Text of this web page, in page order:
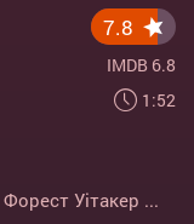
7.8
IMDB 6.8
1:52
Форест Уітакер ...